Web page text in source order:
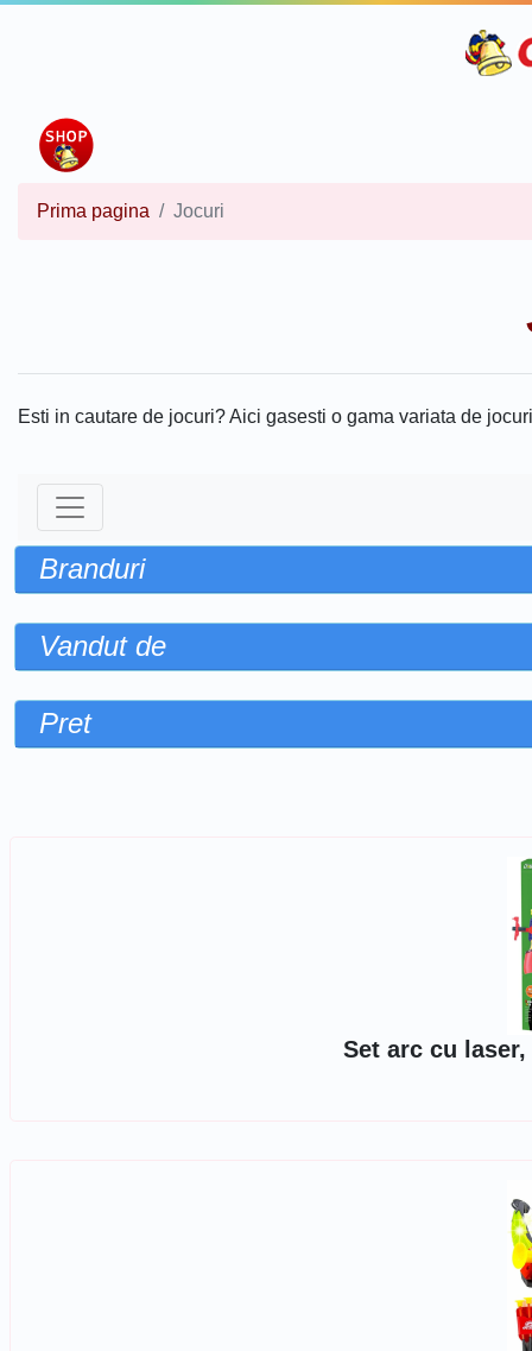
Prima pagina Jocuri
Esti in cautare de jocuri? Aici gasesti o gama variata de
Branduri
Vandut de
Pret
Set arc cu